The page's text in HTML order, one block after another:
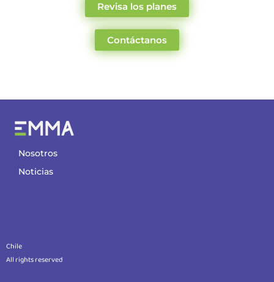
Revisa los planes
Contáctanos
Nosotros
Noticias
Chile
All rights reserved